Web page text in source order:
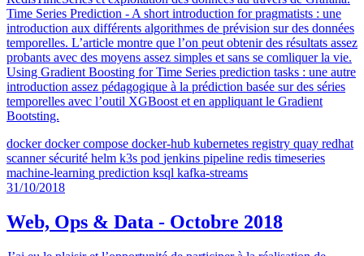
Time Series Prediction - A short introduction for pragmatists : une
introduction aux différents algorithmes de prévision sur des données
temporelles. L’article montre que l’on peut obtenir des résultats assez
probants avec des moyens assez simples et sans se comliquer la vie.
Using Gradient Boosting for Time Series prediction tasks : une autre
introduction assez pédagogique à la prédiction basée sur des séries
temporelles avec l’outil XGBoost et en appliquant le Gradient
Bootsting.
docker docker compose docker-hub kubernetes registry quay redhat
scanner sécurité helm k3s pod jenkins pipeline redis timeseries
machine-learning prediction ksql kafka-streams
31/10/2018
Web, Ops & Data - Octobre 2018